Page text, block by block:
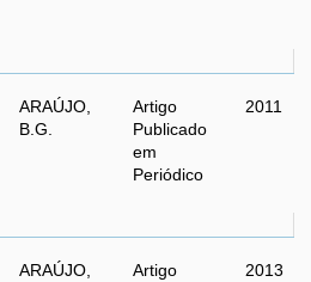
ARAÚJO,
B.G.
Artigo
Publicado
em
Periódico
2011
ARAÚJO,
Artigo
2013